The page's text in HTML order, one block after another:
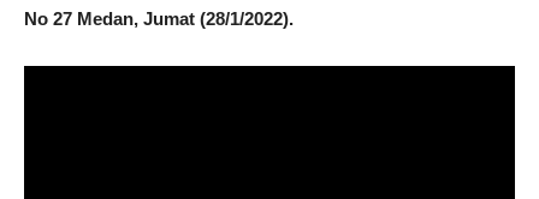
No 27 Medan, Jumat (28/1/2022).